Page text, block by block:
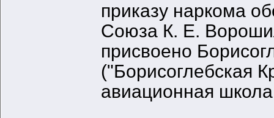
приказу наркома
Союза К. Е.
присвоено
("Борисоглебская
авиационная